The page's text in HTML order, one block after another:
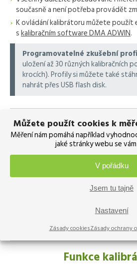
Můžete použít cookies k
Měření nám pomáhá například
jaké stránky webu se
V pořádku
Jsem tu tajně
Nastavení
Zásady cookiesZásady ochrany
současně a není potřeba provádět
K ovládání kalibrátoru můžete
skalibračním software DMA ADWIN.
Programovatelné zkušební
uložení až 30 různých kalibračních
krocích). Profily si můžete také
nahrát přes USB flash disk.
Návaznost
etalony
Ke kalibrátoru od nás navíc ještě
kontrole, který obsahuje i
Zajistit vám můžeme i kalibraci v
laboratoři.
POŠLETE POPTÁVKU
Funkce